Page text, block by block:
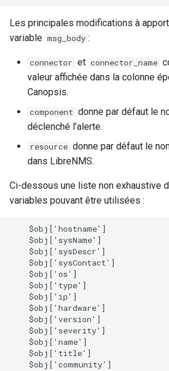
Les principales modifications à
variable msg_body :
connector et connector_name
valeur affichée dans la colonne
Canopsis.
component donne par défaut le
déclenché l’alerte.
resource donne par défaut le
dans LibreNMS.
Ci-dessous une liste non exhaustive
variables pouvant être utilisées :
    $obj['hostname']
    $obj['sysName']
    $obj['sysDescr']
    $obj['sysContact']
    $obj['os']
    $obj['type']
    $obj['ip']
    $obj['hardware']
    $obj['version']
    $obj['severity']
    $obj['name']
    $obj['title']
    $obj['community']